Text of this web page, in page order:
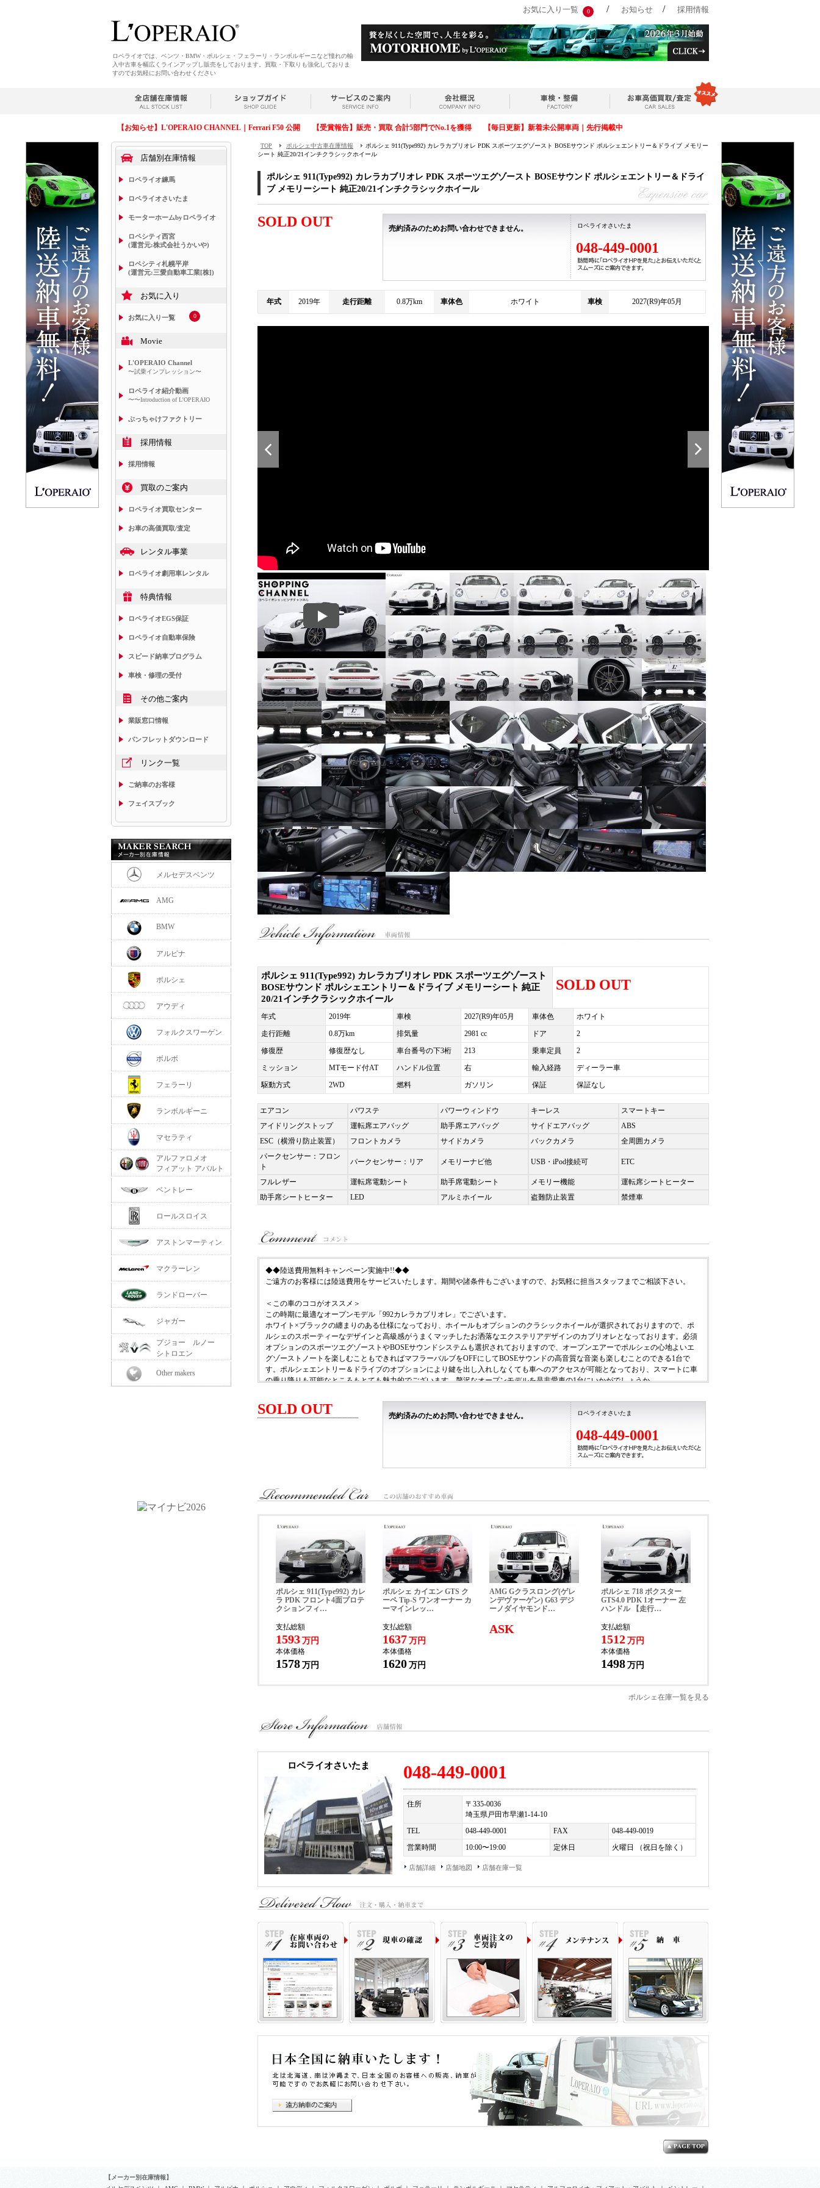
お気に入り一覧 0 / お知らせ / 採用情報
ロペライオでは、ベンツ・BMW・ポルシェ・フェラーリ・ランボルギーニなど憧れの輸
入中古車を幅広くラインアップし販売をしております。買取・下取りも強化しておりま
すのでお気軽にお問い合わせください
【お知らせ】L'OPERAIO CHANNEL｜Ferrari F50 公開 【受賞報告】販売・買取 合計5部門でNo.1を獲得 【毎日更新】新着未公開車両｜先行掲載中
TOP ポルシェ中古車在庫情報
ポルシェ 911(Type992) カレラカブリオレ PDK スポーツエグゾースト BOSEサウンド ポルシェエントリー＆ドライブ メモリー
シート 純正20/21インチクラシックホイール
ポルシェ 911(Type992) カレラカブリオレ PDK スポーツエグゾースト BOSEサウンド ポルシェエントリー＆ドライ
ブ メモリーシート 純正20/21インチクラシックホイール
SOLD OUT 売約済みのためお問い合わせできません。 ロペライオさいたま
048-449-0001
年式 2019年 走行距離 0.8万km 車体色 ホワイト 車検 2027(R9)年05月
ポルシェ 911(Type992) カレラカブリオレ PDK スポーツエグゾースト
BOSEサウンド ポルシェエントリー＆ドライブ メモリーシート 純正
20/21インチクラシックホイール
SOLD OUT
年式 2019年 車検 2027(R9)年05月 車体色
ホワイト
走行距離
0.8万km 排気量 2981 cc ドア
2
修復歴
修復歴なし 車台番号の下3桁 213 乗車定員
2
ミッション
MTモード付AT ハンドル位置 右 輸入経路
ディーラー車
駆動方式
2WD 燃料 ガソリン 保証 保証なし
エアコン パワステ パワーウィンドウ キーレス
スマートキー
アイドリングストップ
運転席エアバッグ 助手席エアバッグ サイドエアバッグ
ABS
ESC（横滑り防止装置）
フロントカメラ サイドカメラ バックカメラ
全周囲カメラ
パークセンサー：フロン
ト
パークセンサー：リア メモリーナビ他 USB・iPod接続可 ETC
フルレザー 運転席電動シート 助手席電動シート メモリー機能
運転席シートヒーター
助手席シートヒーター
LED アルミホイール 盗難防止装置 禁煙車
◆◆陸送費用無料キャンペーン実施中!!◆◆
ご遠方のお客様には陸送費用をサービスいたします。期間や諸条件もございますので、お気軽に担当スタッフまでご相談下さい。
＜この車のココがオススメ＞
この時期に最適なオープンモデル「992カレラカブリオレ」でございます。
ホワイト×ブラックの纏まりのある仕様になっており、ホイールもオプションのクラシックホイールが選択されておりますので、ポ
ルシェのスポーティーなデザインと高級感がうまくマッチしたお洒落なエクステリアデザインのカブリオレとなっております。必須
オプションのスポーツエグゾーストやBOSEサウンドシステムも選択されておりますので、オープンエアーでポルシェの心地よいエ
グゾーストノートを楽しむこともできればマフラーバルブをOFFにしてBOSEサウンドの高音質な音楽も楽しむことのできる1台で
す。ポルシェエントリー＆ドライブのオプションにより鍵を出し入れしなくても車へのアクセスが可能となっており、スマートに車
の乗り降りも可能なところもとても魅力的でございます。贅沢なオープンモデルを是非愛車の1台にいかがでしょうか。
＜オプション装備＞
・スポーツエグゾースト
・BOSEサラウンドサウンドシステム
＜主要諸元＞
3.0L 水平対向6気筒DOHCツインターボ、385ps/45.9kkgm、全長×全幅×全高mm 4519×1852×1298mm、車両重量 1530kg
＜税込新車価格＞
￥13,597,222- ※オプション価格は含まれておりません。
『ロペライオ独自の「Ｓ．Ｎ．Ｐ」をご用意！ご購入車両を、その日に直ぐに乗ってお帰りいただけます。詳細はお問い合わせくだ
さい！』
株式会社 ロペライオ
ロペライオ さいたま
〒３３５−００３６ 埼玉県戸田市早瀬１−１４−１０
ＴＥＬ：０４８（４４９）０００１
SOLD OUT 売約済みのためお問い合わせできません。 ロペライオさいたま
048-449-0001
ポルシェ 911(Type992) カレ
ラ PDK フロント4面プロテ
クションフィ…
支払総額
1593 万円
本体価格
1578 万円
ポルシェ カイエン GTS ク
ーペ Tip-S ワンオーナー カ
ーマインレッ…
支払総額
1637 万円
本体価格
1620 万円
AMG Gクラスロング(ゲレ
ンデヴァーゲン) G63 デジ
ーノダイヤモンド…
ASK
ポルシェ 718 ボクスター
GTS4.0 PDK 1オーナー 左
ハンドル 【走行…
支払総額
1512 万円
本体価格
1498 万円
ポルシェ在庫一覧を見る
ロペライオさいたま 048-449-0001
住所
〒335-0036
埼玉県戸田市早瀬1-14-10
TEL
048-449-0001 FAX
048-449-0019
営業時間
10:00〜19:00 定休日 火曜日 （祝日を除く）
店舗詳細 店舗地図 店舗在庫一覧
店舗別在庫情報
ロペライオ練馬
ロペライオさいたま
モーターホームbyロペライオ
ロペシティ西宮
(運営元:株式会社うかいや)
ロペシティ札幌平岸
(運営元:三愛自動車工業[株])
お気に入り
お気に入り一覧 0
Movie
L'OPERAIO Channel
〜試乗インプレッション〜
ロペライオ紹介動画
〜〜Introduction of L'OPERAIO
ぶっちゃけファクトリー
採用情報
採用情報
買取のご案内
ロペライオ買取センター
お車の高価買取/査定
レンタル事業
ロペライオ劇用車レンタル
特典情報
ロペライオEGS保証
ロペライオ自動車保険
スピード納車プログラム
車検・修理の受付
その他ご案内
業販窓口情報
パンフレットダウンロード
リンク一覧
ご納車のお客様
フェイスブック
メルセデスベンツ
AMG
BMW
アルピナ
ポルシェ
アウディ
フォルクスワーゲン
ボルボ
フェラーリ
ランボルギーニ
マセラティ
アルファロメオ
フィアット アバルト
ベントレー
ロールスロイス
アストンマーティン
マクラーレン
ランドローバー
ジャガー
プジョー ルノー
シトロエン
Other makers
【メーカー別在庫情報】